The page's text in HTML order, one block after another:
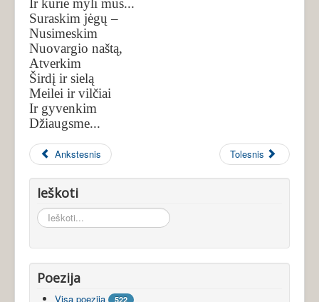
Ir kurie myli mus...
Suraskim jėgų –
Nusimeskim
Nuovargio naštą,
Atverkim
Širdį ir sielą
Meilei ir vilčiai
Ir gyvenkim
Džiaugsme...
Ankstesnis Tolesnis
Ieškoti
Ieškoti...
Poezija
Visa poezija 522